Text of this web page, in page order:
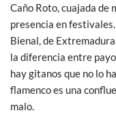
Caño Roto, cuajada de
presencia en
Bienal, de
la diferencia entre
hay gitanos que no lo
flamenco es una
malo.